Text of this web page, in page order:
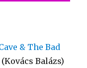
& The Bad
(Kovács Balázs)